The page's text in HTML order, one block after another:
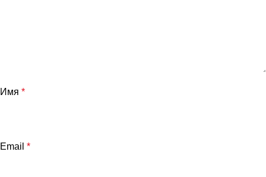
Имя *
Email *